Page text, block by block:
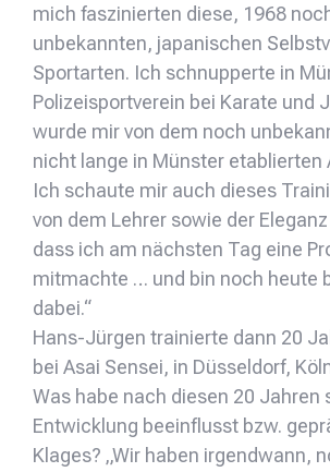
mich faszinierten diese, 1968
unbekannten, japanischen
Sportarten. Ich schnupperte in
Polizeisportverein bei Karate und
wurde mir von dem noch
nicht lange in Münster etablierten
Ich schaute mir auch dieses
von dem Lehrer sowie der
dass ich am nächsten Tag eine
mitmachte … und bin noch heute
dabei.“
Hans-Jürgen trainierte dann 20
bei Asai Sensei, in Düsseldorf,
Was habe nach diesen 20 Jahren
Entwicklung beeinflusst bzw.
Klages? „Wir haben irgendwann,